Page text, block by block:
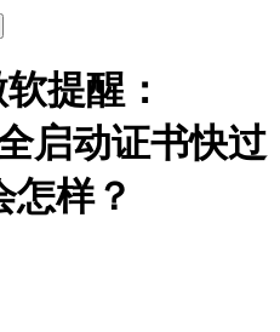
提醒：
启动证书快过
怎样？